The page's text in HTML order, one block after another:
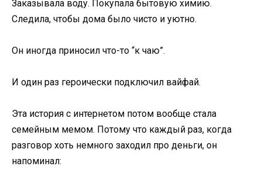
Заказывала воду. Покупала бытовую химию.
Следила, чтобы дома было чисто и уютно.
Он иногда приносил что-то “к чаю”.
И один раз героически подключил вайфай.
Эта история с интернетом потом вообще стала
семейным мемом. Потому что каждый раз, когда
разговор хоть немного заходил про деньги, он
напоминал: